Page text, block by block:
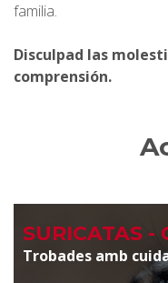
familia.
Disculpad las
comprensión.
SURICATAS -
Trobades amb